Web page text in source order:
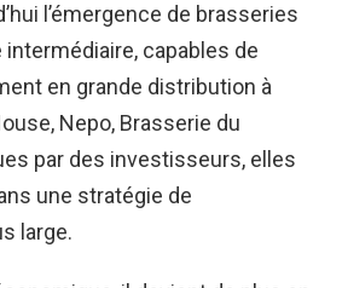
l’émergence de brasseries
capables de
en grande distribution à
Nepo, Brasserie du
par des investisseurs, elles
une stratégie de
large.